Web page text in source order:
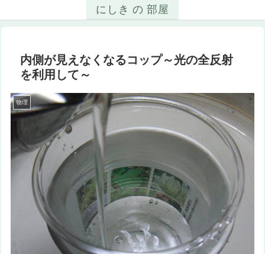
にしき の 部屋
内側が見えなくなるコップ～光の全反射
を利用して～
物理